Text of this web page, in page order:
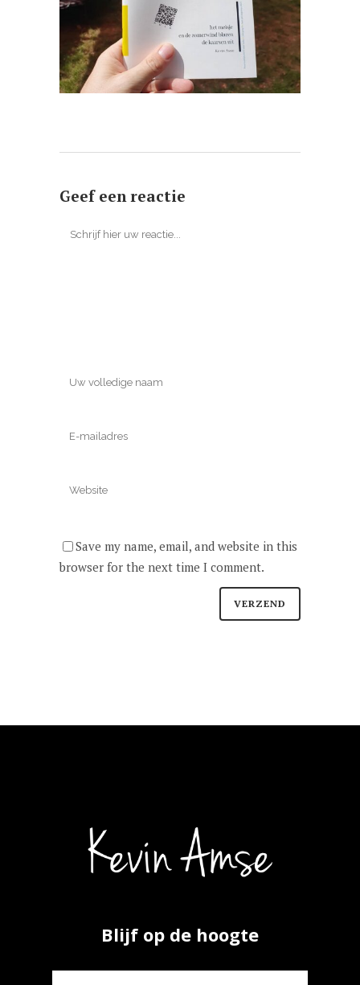
Geef een reactie
Save my name, email, and website in this
browser for the next time I comment.
Blijf op de hoogte